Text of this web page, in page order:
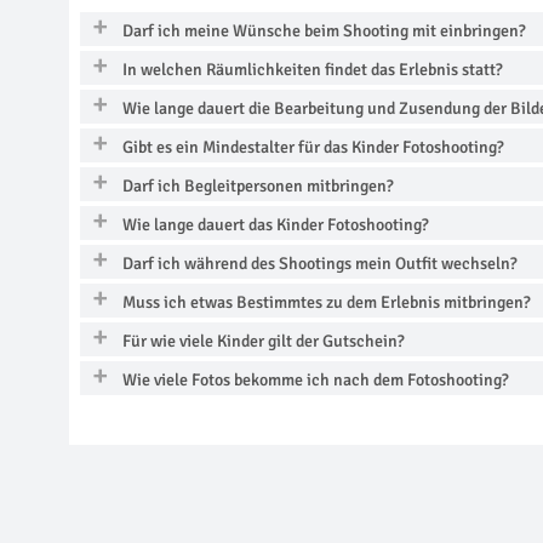
Darf ich meine Wünsche beim Shooting mit einbringen?
In welchen Räumlichkeiten findet das Erlebnis statt?
Wie lange dauert die Bearbeitung und Zusendung der
Gibt es ein Mindestalter für das Kinder Fotoshooting?
Darf ich Begleitpersonen mitbringen?
Wie lange dauert das Kinder Fotoshooting?
Darf ich während des Shootings mein Outfit wechseln?
Muss ich etwas Bestimmtes zu dem Erlebnis mitbringen?
Für wie viele Kinder gilt der Gutschein?
Wie viele Fotos bekomme ich nach dem Fotoshooting?